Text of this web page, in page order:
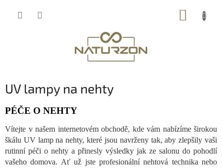
UV lampy na nehty
PÉČE O NEHTY
Vítejte v našem internetovém obchodě, kde vám nabízíme širokou
škálu UV lamp na nehty, které jsou navrženy tak, aby zlepšily vaši
rutinní péči o nehty a přinesly výsledky jak ze salonu do pohodlí
vašeho domova. Ať už jste profesionální nehtová technika nebo